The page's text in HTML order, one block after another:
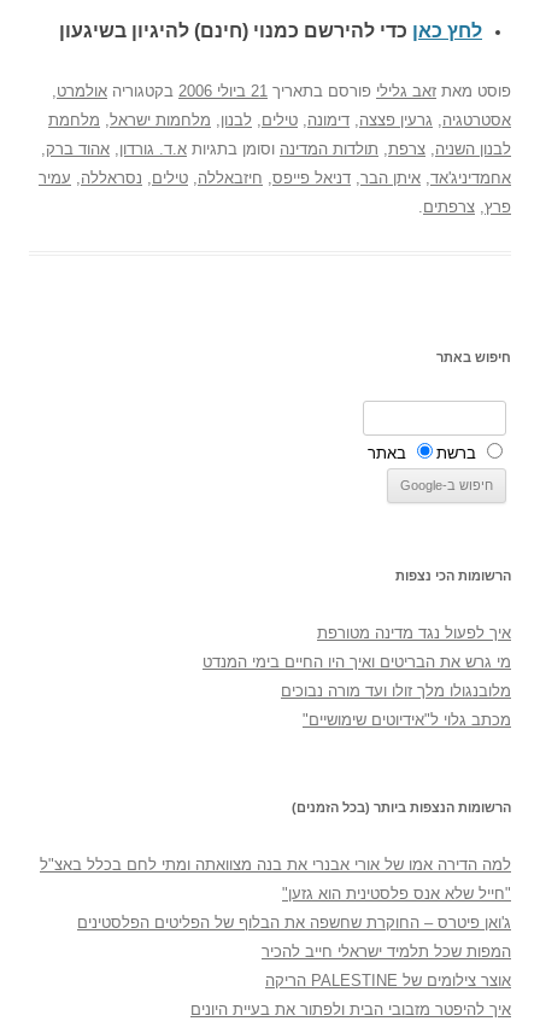
לחץ כאן כדי להירשם כמנוי (חינם) להיגיון בשיגעון
פוסט מאת זאב גלילי פורסם בתאריך 21 ביולי 2006 בקטגוריה אולמרט,
אסטרטגיה, גרעין פצצה, דימונה, טילים, לבנון, מלחמות ישראל, מלחמת
לבנון השניה, צרפת, תולדות המדינה וסומן בתגיות א.ד. גורדון, אהוד ברק,
אחמדיניג'אד, איתן הבר, דניאל פייפס, חיזבאללה, טילים, נסראללה, עמיר
פרץ, צרפתים.
חיפוש באתר
ברשת באתר
הרשומות הכי נצפות
איך לפעול נגד מדינה מטורפת
מי גרש את הבריטים ואיך היו החיים בימי המנדט
מלובנגולו מלך זולו ועד מורה נבוכים
מכתב גלוי ל"אידיוטים שימושיים"
הרשומות הנצפות ביותר (בכל הזמנים)
למה הדירה אמו של אורי אבנרי את בנה מצוואתה ומתי לחם בכלל באצ"ל
"חייל שלא אנס פלסטינית הוא גזען"
ג'ואן פיטרס – החוקרת שחשפה את הבלוף של הפליטים הפלסטינים
המפות שכל תלמיד ישראלי חייב להכיר
אוצר צילומים של PALESTINE הריקה
איך להיפטר מזבובי הבית ולפתור את בעיית היונים